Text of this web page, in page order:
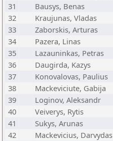
31
Bausys, Benas
32
Kraujunas, Vladas
33
Zaborskis, Arturas
34
Pazera, Linas
35
Lazauninkas, Petras
36
Daugirda, Kazys
37
Konovalovas, Paulius
38
Mackeviciute, Gabija
39
Loginov, Aleksandr
40
Veiverys, Rytis
41
Sukys, Arunas
42
Mackevicius, Darvydas